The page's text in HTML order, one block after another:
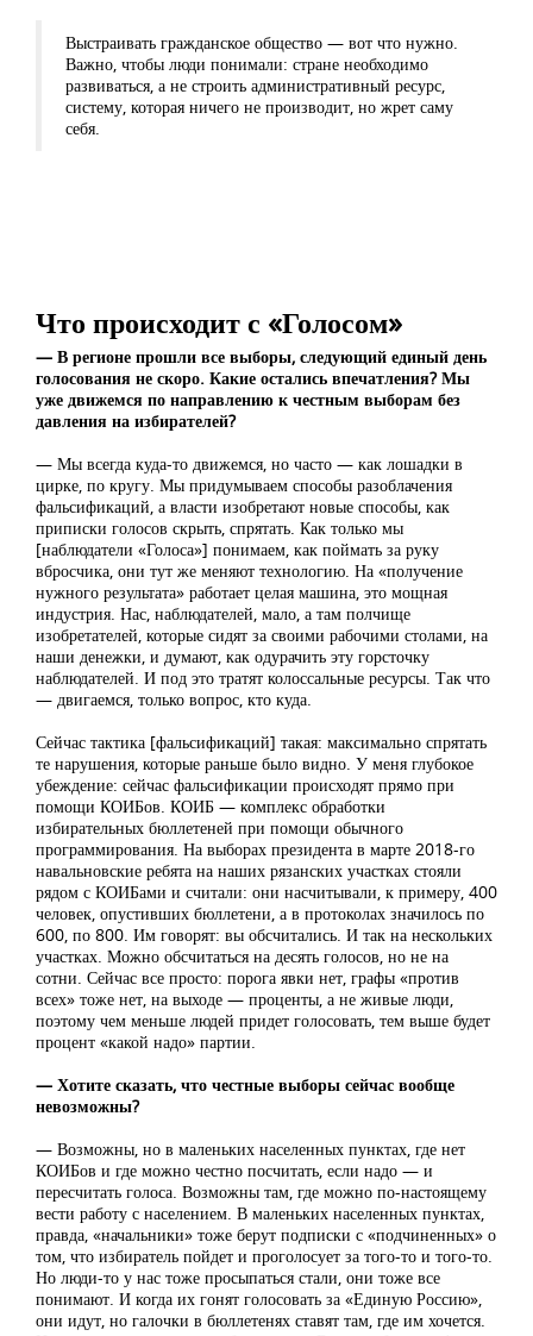
Выстраивать гражданское общество — вот что нужно.
Важно, чтобы люди понимали: стране необходимо
развиваться, а не строить административный ресурс,
систему, которая ничего не производит, но жрет саму
себя.
Что происходит с «Голосом»
— В регионе прошли все выборы, следующий единый день
голосования не скоро. Какие остались впечатления? Мы
уже движемся по направлению к честным выборам без
давления на избирателей?
— Мы всегда куда-то движемся, но часто — как лошадки в
цирке, по кругу. Мы придумываем способы разоблачения
фальсификаций, а власти изобретают новые способы, как
приписки голосов скрыть, спрятать. Как только мы
[наблюдатели «Голоса»] понимаем, как поймать за руку
вбросчика, они тут же меняют технологию. На «получение
нужного результата» работает целая машина, это мощная
индустрия. Нас, наблюдателей, мало, а там полчище
изобретателей, которые сидят за своими рабочими столами, на
наши денежки, и думают, как одурачить эту горсточку
наблюдателей. И под это тратят колоссальные ресурсы. Так что
— двигаемся, только вопрос, кто куда.
Сейчас тактика [фальсификаций] такая: максимально спрятать
те нарушения, которые раньше было видно. У меня глубокое
убеждение: сейчас фальсификации происходят прямо при
помощи КОИБов. КОИБ — комплекс обработки
избирательных бюллетеней при помощи обычного
программирования. На выборах президента в марте 2018-го
навальновские ребята на наших рязанских участках стояли
рядом с КОИБами и считали: они насчитывали, к примеру, 400
человек, опустивших бюллетени, а в протоколах значилось по
600, по 800. Им говорят: вы обсчитались. И так на нескольких
участках. Можно обсчитаться на десять голосов, но не на
сотни. Сейчас все просто: порога явки нет, графы «против
всех» тоже нет, на выходе — проценты, а не живые люди,
поэтому чем меньше людей придет голосовать, тем выше будет
процент «какой надо» партии.
— Хотите сказать, что честные выборы сейчас вообще
невозможны?
— Возможны, но в маленьких населенных пунктах, где нет
КОИБов и где можно честно посчитать, если надо — и
пересчитать голоса. Возможны там, где можно по-настоящему
вести работу с населением. В маленьких населенных пунктах,
правда, «начальники» тоже берут подписки с «подчиненных» о
том, что избиратель пойдет и проголосует за того-то и того-то.
Но люди-то у нас тоже просыпаться стали, они тоже все
понимают. И когда их гонят голосовать за «Единую Россию»,
они идут, но галочки в бюллетенях ставят там, где им хочется.